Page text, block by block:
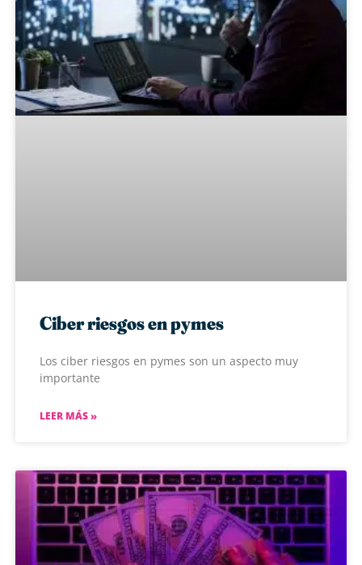
Ciber riesgos en pymes
Los ciber riesgos en pymes son un aspecto muy
importante
LEER MÁS »